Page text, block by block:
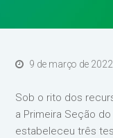
9 de março de 2022
Sob o rito dos
a Primeira Seção
estabeleceu três